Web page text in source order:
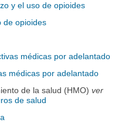
y el uso de opioides
de opioides
médicas por adelantado
médicas por adelantado
de la salud (HMO) ver
de salud